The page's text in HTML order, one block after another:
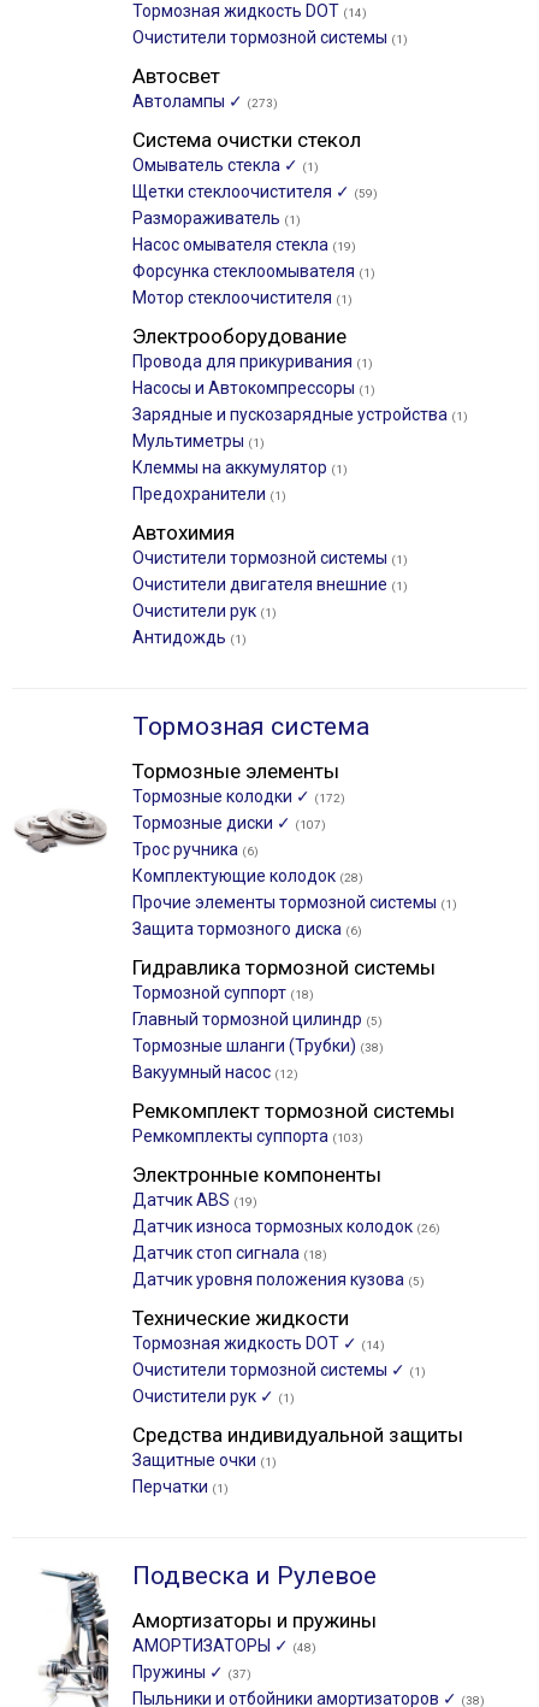
Тормозная жидкость DOT (14)
Очистители тормозной системы (1)
Автосвет
Автолампы ✓ (273)
Система очистки стекол
Омыватель стекла ✓ (1)
Щетки стеклоочистителя ✓ (59)
Размораживатель (1)
Насос омывателя стекла (19)
Форсунка стеклоомывателя (1)
Мотор стеклоочистителя (1)
Электрооборудование
Провода для прикуривания (1)
Насосы и Автокомпрессоры (1)
Зарядные и пускозарядные устройства (1)
Мультиметры (1)
Клеммы на аккумулятор (1)
Предохранители (1)
Автохимия
Очистители тормозной системы (1)
Очистители двигателя внешние (1)
Очистители рук (1)
Антидождь (1)
Тормозная система
Тормозные элементы
Тормозные колодки ✓ (172)
Тормозные диски ✓ (107)
Трос ручника (6)
Комплектующие колодок (28)
Прочие элементы тормозной системы (1)
Защита тормозного диска (6)
Гидравлика тормозной системы
Тормозной суппорт (18)
Главный тормозной цилиндр (5)
Тормозные шланги (Трубки) (38)
Вакуумный насос (12)
Ремкомплект тормозной системы
Ремкомплекты суппорта (103)
Электронные компоненты
Датчик ABS (19)
Датчик износа тормозных колодок (26)
Датчик стоп сигнала (18)
Датчик уровня положения кузова (5)
Технические жидкости
Тормозная жидкость DOT ✓ (14)
Очистители тормозной системы ✓ (1)
Очистители рук ✓ (1)
Средства индивидуальной защиты
Защитные очки (1)
Перчатки (1)
Подвеска и Рулевое
Амортизаторы и пружины
АМОРТИЗАТОРЫ ✓ (48)
Пружины ✓ (37)
Пыльники и отбойники амортизаторов ✓ (38)